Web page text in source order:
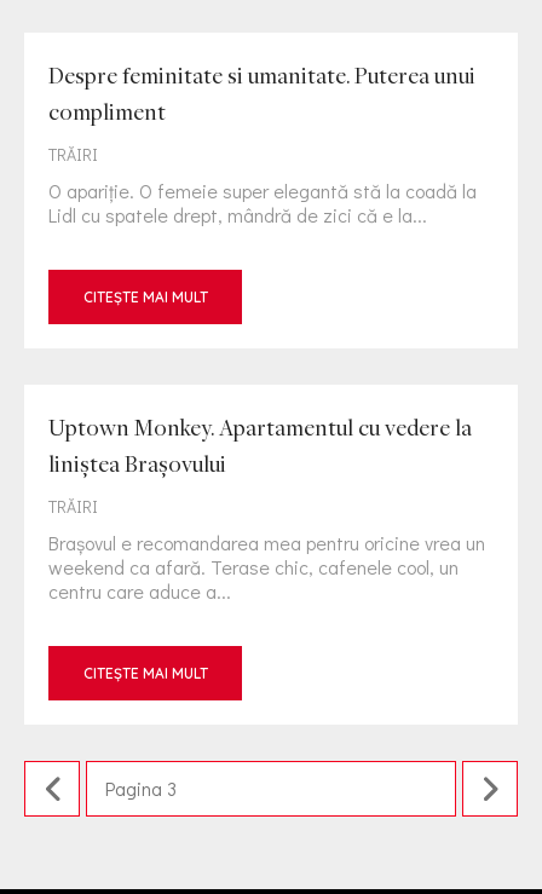
Despre feminitate si umanitate. Puterea unui
compliment
TRĂIRI
O apariție. O femeie super elegantă stă la coadă la
Lidl cu spatele drept, mândră de zici că e la...
CITEȘTE MAI MULT
Uptown Monkey. Apartamentul cu vedere la
liniștea Brașovului
TRĂIRI
Brașovul e recomandarea mea pentru oricine vrea un
weekend ca afară. Terase chic, cafenele cool, un
centru care aduce a...
CITEȘTE MAI MULT